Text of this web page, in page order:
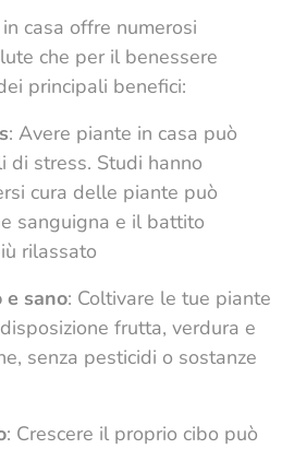
casa offre numerosi
che per il benessere
principali benefici:
: Avere piante in casa può
di stress. Studi hanno
cura delle piante può
sanguigna e il battito
rilassato
e sano: Coltivare le tue piante
frutta, verdura e
senza pesticidi o sostanze
: Crescere il proprio cibo può